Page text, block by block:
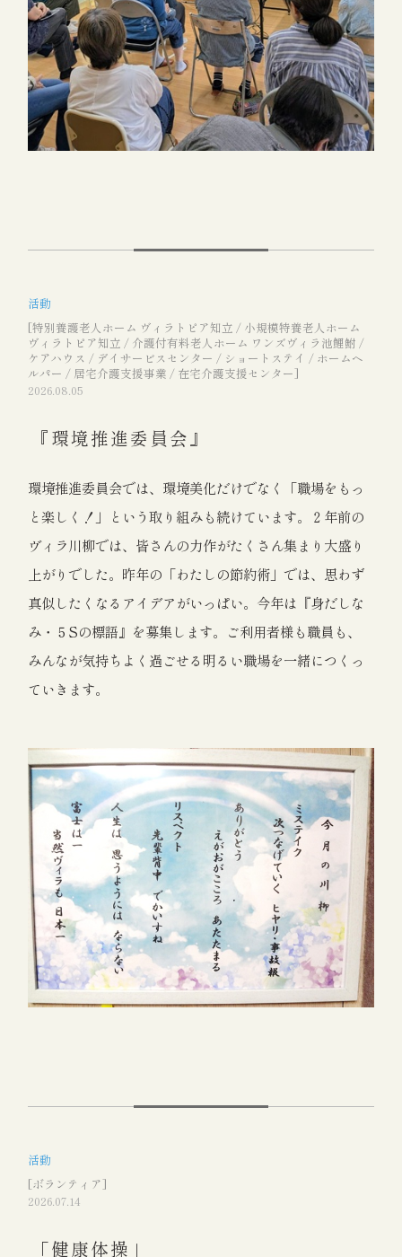
活動
[特別養護老人ホーム ヴィラトピア知立 / 小規模特養老人ホーム
ヴィラトピア知立 / 介護付有料老人ホーム ワンズヴィラ池鯉鮒 /
ケアハウス / デイサービスセンター / ショートステイ / ホームヘ
ルパー / 居宅介護支援事業 / 在宅介護支援センター]
2026.08.05
『環境推進委員会』
環境推進委員会では、環境美化だけでなく「職場をもっ
と楽しく！」という取り組みも続けています。２年前の
ヴィラ川柳では、皆さんの力作がたくさん集まり大盛り
上がりでした。昨年の「わたしの節約術」では、思わず
真似したくなるアイデアがいっぱい。今年は『身だしな
み・５Sの標語』を募集します。ご利用者様も職員も、
みんなが気持ちよく過ごせる明るい職場を一緒につくっ
ていきます。
活動
[ボランティア]
2026.07.14
「健康体操」